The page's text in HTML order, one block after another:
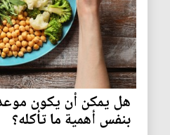
هل يمكن أن يكون
بنفس أهمية ما تأكله؟